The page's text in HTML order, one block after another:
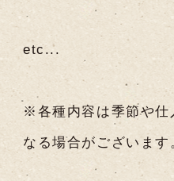
etc...
※各種内容は季節や仕
なる場合がございます